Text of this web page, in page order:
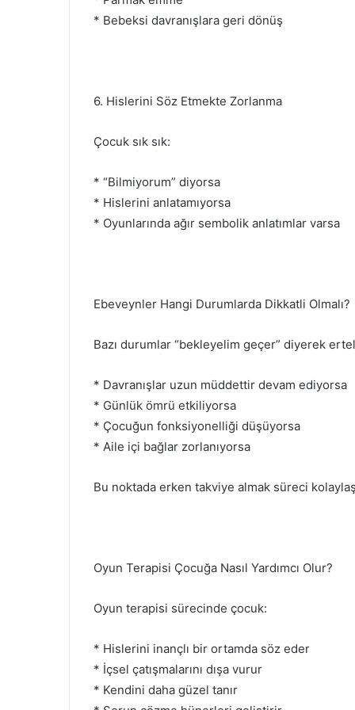
* Bebeksi davranışlara geri dönüş
6. Hislerini Söz Etmekte Zorlanma
Çocuk sık sık:
* “Bilmiyorum” diyorsa
* Hislerini anlatamıyorsa
* Oyunlarında ağır sembolik anlatımlar varsa
Ebeveynler Hangi Durumlarda Dikkatli Olmalı?
Bazı durumlar “bekleyelim geçer” diyerek
* Davranışlar uzun müddettir devam ediyorsa
* Günlük ömrü etkiliyorsa
* Çocuğun fonksiyonelliği düşüyorsa
* Aile içi bağlar zorlanıyorsa
Bu noktada erken takviye almak süreci
Oyun Terapisi Çocuğa Nasıl Yardımcı Olur?
Oyun terapisi sürecinde çocuk:
* Hislerini inançlı bir ortamda söz eder
* İçsel çatışmalarını dışa vurur
* Kendini daha güzel tanır